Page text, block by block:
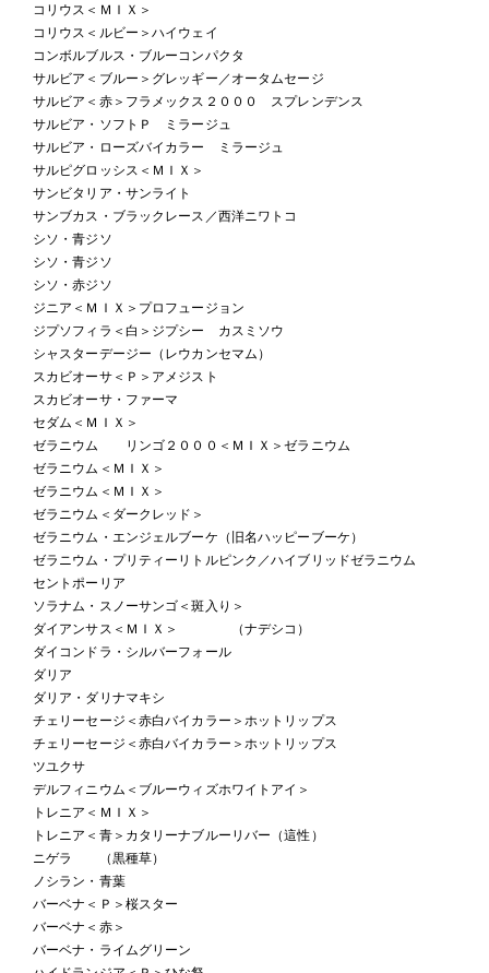
コリウス＜ＭＩＸ＞
コリウス＜ルビー＞ハイウェイ
コンボルブルス・ブルーコンパクタ
サルビア＜ブルー＞グレッギー／オータムセージ
サルビア＜赤＞フラメックス２０００ スプレンデンス
サルビア・ソフトＰ ミラージュ
サルビア・ローズバイカラー ミラージュ
サルピグロッシス＜ＭＩＸ＞
サンビタリア・サンライト
サンブカス・ブラックレース／西洋ニワトコ
シソ・青ジソ
シソ・青ジソ
シソ・赤ジソ
ジニア＜ＭＩＸ＞プロフュージョン
ジプソフィラ＜白＞ジプシー カスミソウ
シャスターデージー（レウカンセマム）
スカビオーサ＜Ｐ＞アメジスト
スカビオーサ・ファーマ
セダム＜ＭＩＸ＞
ゼラニウム リンゴ２０００＜ＭＩＸ＞ゼラニウム
ゼラニウム＜ＭＩＸ＞
ゼラニウム＜ＭＩＸ＞
ゼラニウム＜ダークレッド＞
ゼラニウム・エンジェルブーケ（旧名ハッピーブーケ）
ゼラニウム・プリティーリトルピンク／ハイブリッドゼラニウム
セントポーリア
ソラナム・スノーサンゴ＜斑入り＞
ダイアンサス＜ＭＩＸ＞ （ナデシコ）
ダイコンドラ・シルバーフォール
ダリア
ダリア・ダリナマキシ
チェリーセージ＜赤白バイカラー＞ホットリップス
チェリーセージ＜赤白バイカラー＞ホットリップス
ツユクサ
デルフィニウム＜ブルーウィズホワイトアイ＞
トレニア＜ＭＩＸ＞
トレニア＜青＞カタリーナブルーリバー（這性）
ニゲラ （黒種草）
ノシラン・青葉
バーベナ＜Ｐ＞桜スター
バーベナ＜赤＞
バーベナ・ライムグリーン